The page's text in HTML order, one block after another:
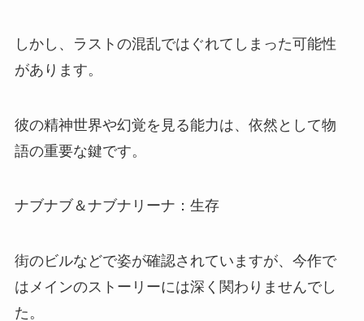
しかし、ラストの混乱ではぐれてしまった可能性
があります。
彼の精神世界や幻覚を見る能力は、依然として物
語の重要な鍵です。
ナブナブ＆ナブナリーナ：生存
街のビルなどで姿が確認されていますが、今作で
はメインのストーリーには深く関わりませんでし
た。